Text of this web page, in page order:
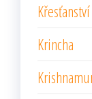
Křesťanství
Krincha